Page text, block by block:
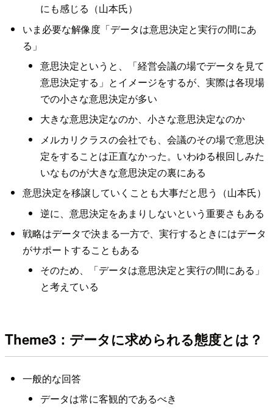
にも感じる（山本氏）
いま必要な解像度「データは意思決定と実行の間にあ
る」
意思決定というと、「経営会議の場でデータを見て
意思決定する」とイメージをするが、実際は各現場
での小さな意思決定が多い
大きな意思決定なのか、小さな意思決定なのか
メルカリクラスの会社でも、会議のその場で意思決
定をすることは正直なかった。いわゆる根回しみた
いなものが大きな意思決定の裏にある
意思決定を移譲していくことも大事だと思う（山本氏）
逆に、意思決定をあまりしないという重要さもある
戦略はデータで決まる一方で、実行するときにはデータ
がサポートすることもある
そのため、「データは意思決定と実行の間にある」
と考えている
Theme3：データに求められる態度とは？
一般的な回答
データは常に客観的であるべき